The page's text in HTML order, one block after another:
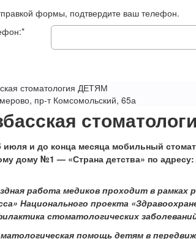
формы, подтвердите ваш телефон.
стоматология ДЕТЯМ
пр-т Комсомольский, 65а
июля и до конца месяца мобильный
дому №1 — «Страна детства» по
работа медиков проходит в рамках
Национального проекта
стоматологических
помощь детям в